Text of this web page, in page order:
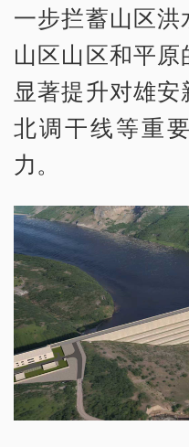
一步拦蓄山区
山区山区和平
显著提升对雄
北调干线等重
力。